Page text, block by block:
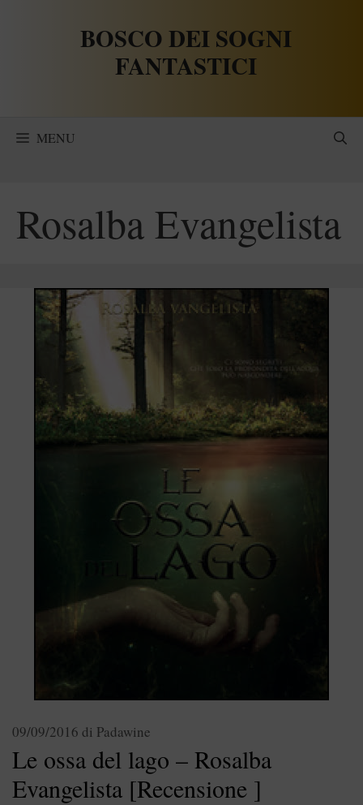
BOSCO DEI SOGNI
FANTASTICI
MENU
Rosalba Evangelista
Le ossa del lago – Rosalba
Evangelista [Recensione ]
09/09/2016 di Padawine